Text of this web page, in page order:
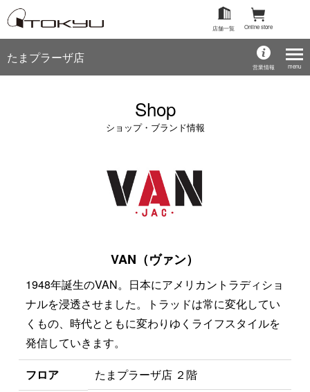
Online store
店舗一覧
たまプラーザ店
営業情報
Shop
ショップ・ブランド情報
VAN（ヴァン）
1948年誕生のVAN。日本にアメリカントラディショ
ナルを浸透させました。トラッドは常に変化してい
くもの、時代とともに変わりゆくライフスタイルを
発信していきます。
フロア
たまプラーザ店 ２階
menu